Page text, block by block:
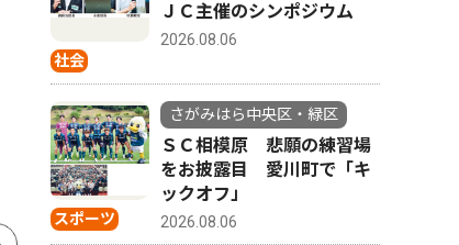
今月はこの逸品！考古市宝
展 見上げる土偶？（期間
8/1〜8/30）
社会
ＪＣ主催のシンポジウム
2026.08.06
スポーツ
さがみはら中央区・緑区
ＳＣ相模原 悲願の練習場
をお披露目 愛川町で「キ
ックオフ」
2026.08.06